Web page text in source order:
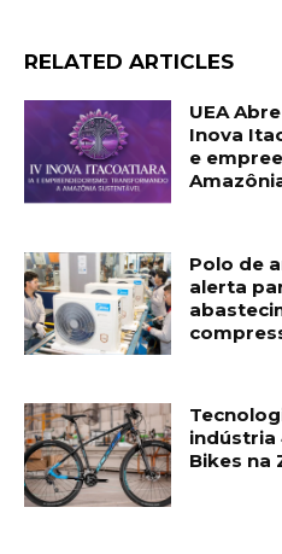
RELATED ARTICLES
UEA
Inova
e
Polo de
alerta
indústria
Bikes na